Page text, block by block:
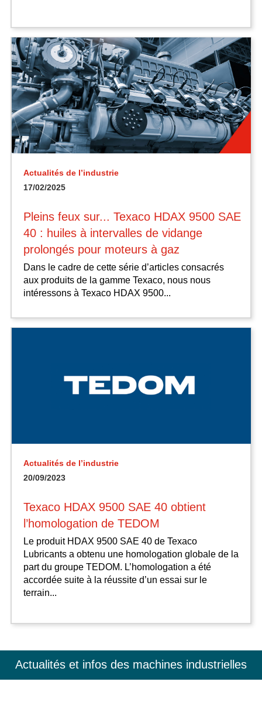
Actualités de l’industrie
17/02/2025
Pleins feux sur... Texaco HDAX 9500 SAE
40 : huiles à intervalles de vidange
prolongés pour moteurs à gaz
Dans le cadre de cette série d’articles consacrés
aux produits de la gamme Texaco, nous nous
intéressons à Texaco HDAX 9500...
Actualités de l’industrie
20/09/2023
Texaco HDAX 9500 SAE 40 obtient
l’homologation de TEDOM
Le produit HDAX 9500 SAE 40 de Texaco
Lubricants a obtenu une homologation globale de la
part du groupe TEDOM. L’homologation a été
accordée suite à la réussite d’un essai sur le
terrain...
Actualités et infos des machines industrielles